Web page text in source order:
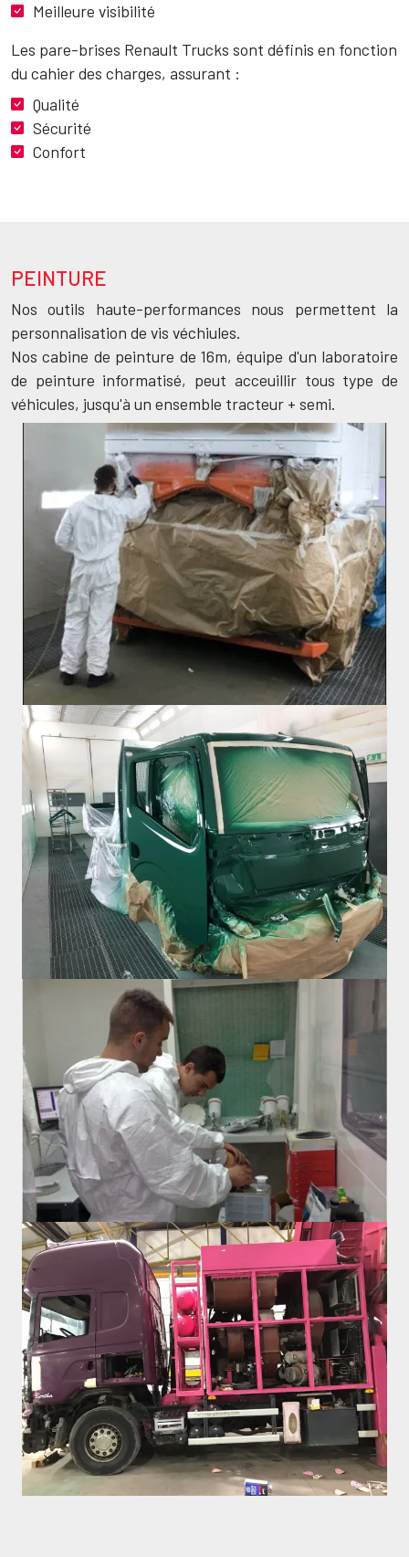
Meilleure visibilité
Les pare-brises Renault Trucks sont définis en fonction
du cahier des charges, assurant :
Qualité
Sécurité
Confort
Texte
PEINTURE
Nos outils haute-performances nous permettent la
personnalisation de vis véchiules.
Nos cabine de peinture de 16m, équipe d'un laboratoire
de peinture informatisé, peut acceuillir tous type de
véhicules, jusqu'à un ensemble tracteur + semi.
Image
Image